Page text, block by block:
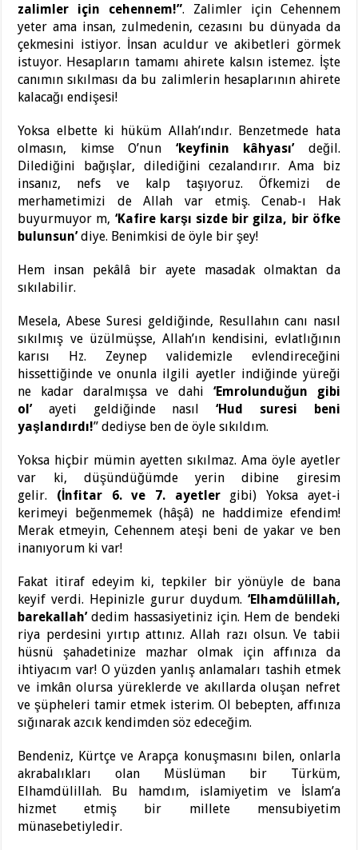
zalimler için cehennem!”. Zalimler için Cehennem
yeter ama insan, zulmedenin, cezasını bu dünyada da
çekmesini istiyor. İnsan aculdur ve akibetleri görmek
istuyor. Hesapların tamamı ahirete kalsın istemez. İşte
canımın sıkılması da bu zalimlerin hesaplarının ahirete
kalacağı endişesi!
Yoksa elbette ki hüküm Allah’ındır. Benzetmede hata
olmasın, kimse O’nun ‘keyfinin kâhyası’değil.
Dilediğini bağışlar, dilediğini cezalandırır. Ama biz
insanız, nefs ve kalp taşıyoruz. Öfkemizi de
merhametimizi de Allah var etmiş. Cenab-ı Hak
buyurmuyor m, ‘Kafire karşı sizde bir gilza, bir öfke
bulunsun’diye. Benimkisi de öyle bir şey!
Hem insan pekâlâ bir ayete masadak olmaktan da
sıkılabilir.
Mesela, Abese Suresi geldiğinde, Resullahın canı nasıl
sıkılmış ve üzülmüşse, Allah’ın kendisini, evlatlığının
karısı Hz. Zeynep validemizle evlendireceğini
hissettiğinde ve onunla ilgili ayetler indiğinde yüreği
ne kadar daralmışsa ve dahi ‘Emrolunduğun gibi
ol’ayeti geldiğinde nasıl‘Hud suresi beni
yaşlandırdı!” dediyse ben de öyle sıkıldım.
Yoksa hiçbir mümin ayetten sıkılmaz. Ama öyle ayetler
var ki, düşündüğümde yerin dibine giresim
gelir. (İnfitar 6. ve 7. ayetlergibi) Yoksa ayet-i
kerimeyi beğenmemek (hâşâ) ne haddimize efendim!
Merak etmeyin, Cehennem ateşi beni de yakar ve ben
inanıyorum ki var!
Fakat itiraf edeyim ki, tepkiler bir yönüyle de bana
keyif verdi. Hepinizle gurur duydum. ‘Elhamdülillah,
barekallah’dedim hassasiyetiniz için. Hem de bendeki
riya perdesini yırtıp attınız. Allah razı olsun. Ve tabii
hüsnü şahadetinize mazhar olmak için affınıza da
ihtiyacım var! O yüzden yanlış anlamaları tashih etmek
ve imkân olursa yüreklerde ve akıllarda oluşan nefret
ve şüpheleri tamir etmek isterim. Ol bebepten, affınıza
sığınarak azcık kendimden söz edeceğim.
Bendeniz, Kürtçe ve Arapça konuşmasını bilen, onlarla
akrabalıkları olan Müslüman bir Türküm,
Elhamdülillah. Bu hamdım, islamiyetim ve İslam’a
hizmet etmiş bir millete mensubiyetim
münasebetiyledir.